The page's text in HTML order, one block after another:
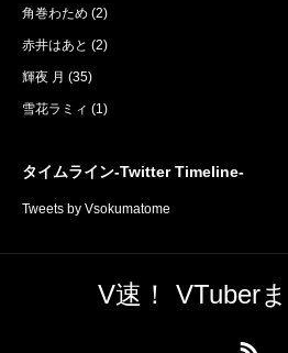
角巻わため (2)
赤井はあと (2)
輝夜 月 (35)
雪花ラミィ (1)
タイムライン-Twitter Timeline-
Tweets by Vsokumatome
V速！ VTuber